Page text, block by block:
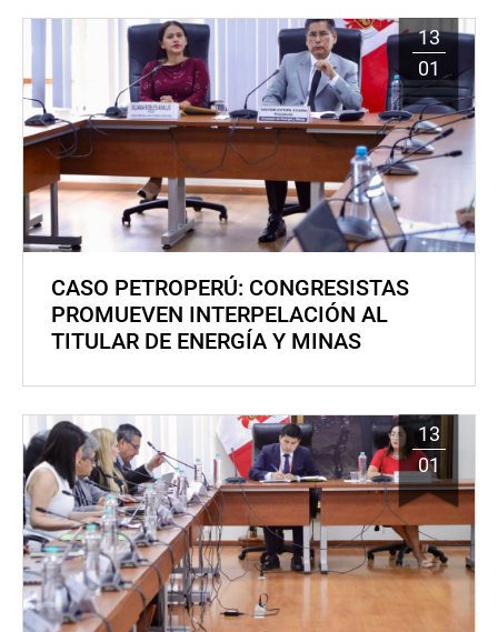
13
01
CASO PETROPERÚ: CONGRESISTAS
PROMUEVEN INTERPELACIÓN AL
TITULAR DE ENERGÍA Y MINAS
13
01